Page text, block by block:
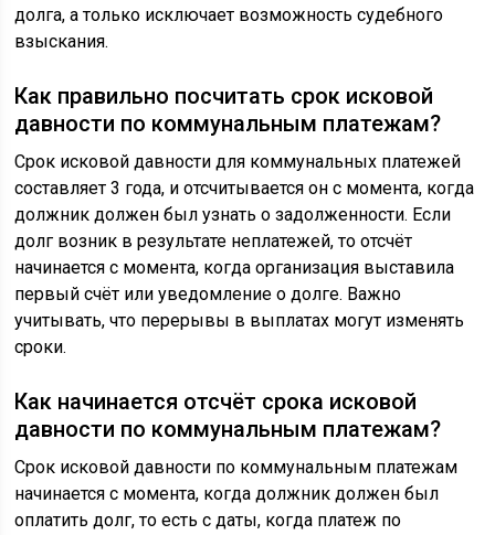
долга, а только исключает возможность судебного
взыскания.
Как правильно посчитать срок исковой
давности по коммунальным платежам?
Срок исковой давности для коммунальных платежей
составляет 3 года, и отсчитывается он с момента, когда
должник должен был узнать о задолженности. Если
долг возник в результате неплатежей, то отсчёт
начинается с момента, когда организация выставила
первый счёт или уведомление о долге. Важно
учитывать, что перерывы в выплатах могут изменять
сроки.
Как начинается отсчёт срока исковой
давности по коммунальным платежам?
Срок исковой давности по коммунальным платежам
начинается с момента, когда должник должен был
оплатить долг, то есть с даты, когда платеж по